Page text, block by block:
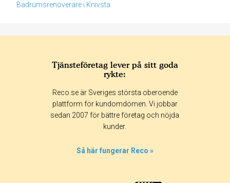
Badrumsrenoverare i Knivsta
365 dagar 90 dagar
30 dagar
Tjänsteföretag lever på sitt goda
rykte:
Reco.se är Sveriges största oberoende
plattform för kundomdömen. Vi jobbar
sedan 2007 för bättre företag och nöjda
kunder.
Så här fungerar Reco »